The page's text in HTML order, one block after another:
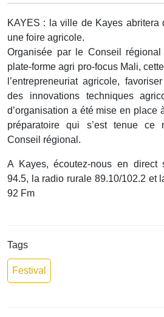
KAYES : la ville de Kayes abritera
une foire agricole.
Organisée par le Conseil
plate-forme agri pro-focus Mali,
l’entrepreneuriat agricole,
des innovations techniques
d’organisation a été mise en place
préparatoire qui s’est tenue ce
Conseil régional.
A Kayes, écoutez-nous en direct
94.5, la radio rurale 89.10/102.2 et
92 Fm
Tags
Festival